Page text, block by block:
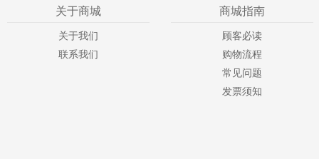
关于商城
关于我们
联系我们
商城指南
顾客必读
购物流程
常见问题
发票须知